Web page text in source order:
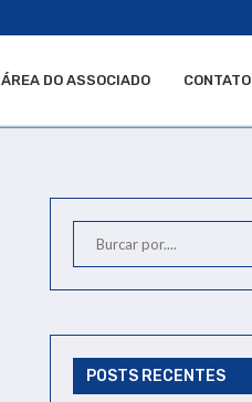
ÁREA DO ASSOCIADO CONTATO
POSTS RECENTES